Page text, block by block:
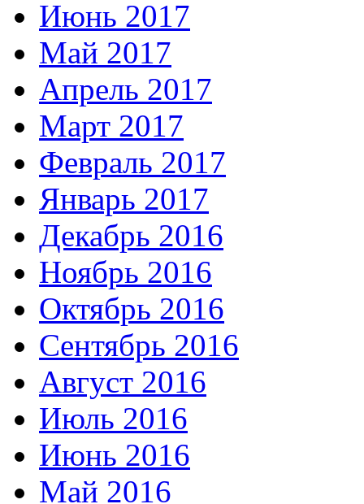
Июнь 2017
Май 2017
Апрель 2017
Март 2017
Февраль 2017
Январь 2017
Декабрь 2016
Ноябрь 2016
Октябрь 2016
Сентябрь 2016
Август 2016
Июль 2016
Июнь 2016
Май 2016